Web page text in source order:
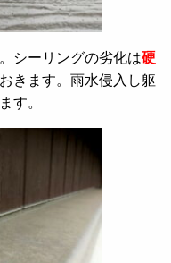
シーリングの劣化は硬
きます。雨水侵入し躯
す。